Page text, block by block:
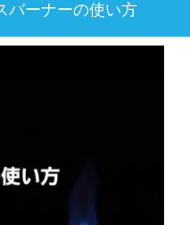
バーナーの使い方